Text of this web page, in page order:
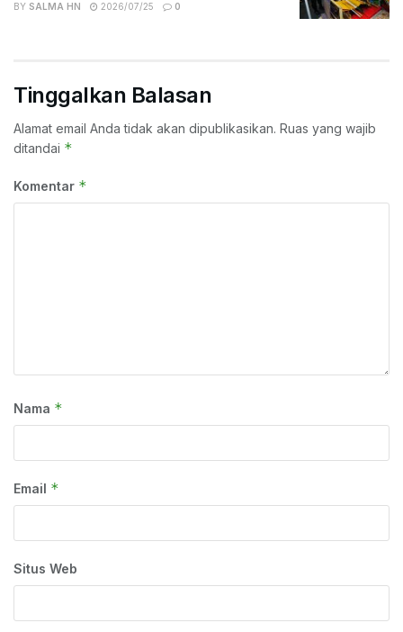
BY SALMA HN 2026/07/25 0
Tinggalkan Balasan
Alamat email Anda tidak akan dipublikasikan. Ruas yang wajib
ditandai *
Komentar *
Nama *
Email *
Situs Web